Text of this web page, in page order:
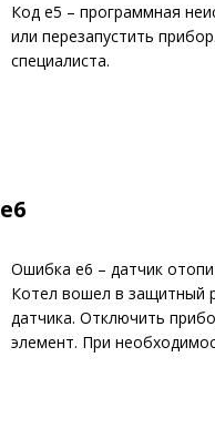
Код е5 – программная
или перезапустить
специалиста.
е6
Ошибка е6 – датчик
Котел вошел в защитный
датчика. Отключить
элемент. При